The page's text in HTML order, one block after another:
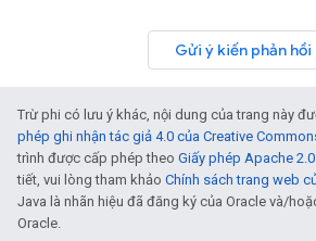
Gửi ý kiến phản hồi
Trừ phi có lưu ý khác, nội dung của trang này
phép ghi nhận tác giả 4.0 của Creative
trình được cấp phép theo Giấy phép Apache 2.0
tiết, vui lòng tham khảo Chính sách trang web
Java là nhãn hiệu đã đăng ký của Oracle và/
Oracle.